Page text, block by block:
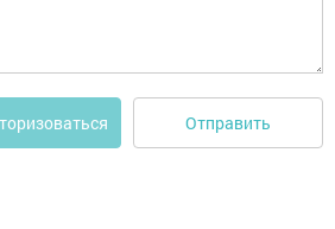
Отправить